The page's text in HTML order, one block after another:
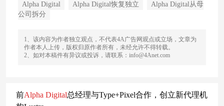
Alpha Digital Alpha Digital恢复独立
Alpha Digital从母
公司拆分
1、该内容为作者独立观点，不代表4A广告网观点或立场，文章为
作者本人上传，版权归原作者所有，未经允许不得转载。
2、如对本稿件有异议或投诉，请联系：info@4Anet.com
前Alpha Digital总经理与Type+Pixel合作，创立新代理机